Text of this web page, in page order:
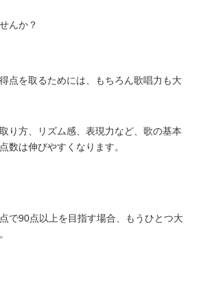
んか？
点を取るためには、もちろん歌唱力も大
り方、リズム感、表現力など、歌の基本
数は伸びやすくなります。
で90点以上を目指す場合、もうひとつ大